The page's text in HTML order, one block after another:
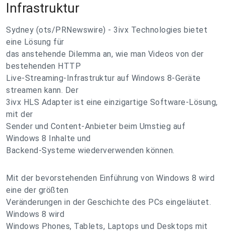
Infrastruktur
Sydney (ots/PRNewswire) - 3ivx Technologies bietet
eine Lösung für
das anstehende Dilemma an, wie man Videos von der
bestehenden HTTP
Live-Streaming-Infrastruktur auf Windows 8-Geräte
streamen kann. Der
3ivx HLS Adapter ist eine einzigartige Software-Lösung,
mit der
Sender und Content-Anbieter beim Umstieg auf
Windows 8 Inhalte und
Backend-Systeme wiederverwenden können.
Mit der bevorstehenden Einführung von Windows 8 wird
eine der größten
Veränderungen in der Geschichte des PCs eingeläutet.
Windows 8 wird
Windows Phones, Tablets, Laptops und Desktops mit